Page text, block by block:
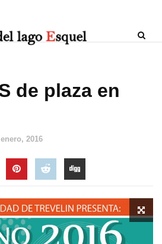
de plaza en
2016